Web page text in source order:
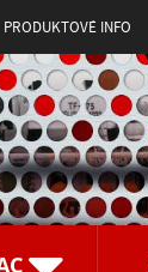
PRODUKTOVÉ INFO